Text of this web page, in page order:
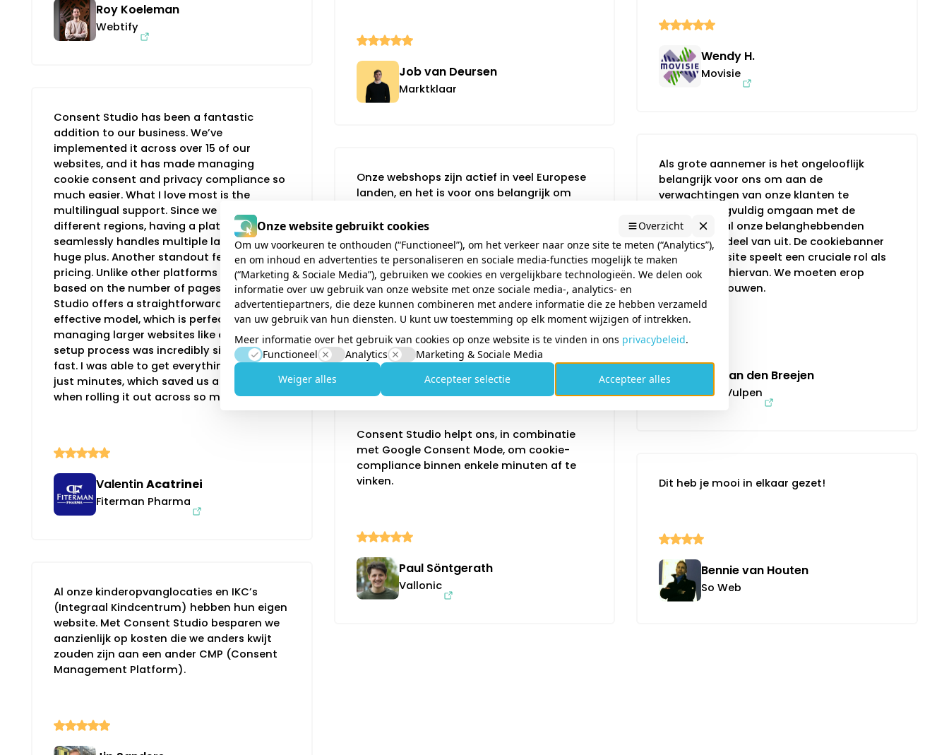
Roy Koeleman
Webtify
Consent Studio has been a fantastic
addition to our business. We’ve
implemented it across over 15 of our
websites, and it has made managing
cookie consent and privacy compliance so
much easier. What I love most is the
multilingual support. Since we operate in
different regions, having a platform that
seamlessly handles multiple languages is a
huge plus. Another standout feature is the
pricing. Unlike other platforms that charge
based on the number of pages, Consent
Studio offers a straightforward and cost-
effective model, which is perfect for
managing larger websites like ours. The
setup process was incredibly simple and
fast. I was able to get everything running in
just minutes, which saved us a lot of time
when rolling it out across so many sites.
ValentinAcatrinei
Fiterman Pharma
Al onze kinderopvanglocaties en IKC’s
(Integraal Kindcentrum) hebben hun eigen
website. Met Consent Studio besparen we
aanzienlijk op kosten die we anders kwijt
zouden zijn aan een ander CMP (Consent
Management Platform).
Job van Deursen
Marktklaar
Onze webshops zijn actief in veel Europese
landen, en het is voor ons belangrijk om
als om de cookiebanner aan te bieden in
de moedertaal van iedere bezoeker.
Sander Berendsen
SB Supply
Consent Studio helpt ons, in combinatie
met Google Consent Mode, om cookie-
compliance binnen enkele minuten af te
vinken.
Paul Söntgerath
Vallonic
Wendy H.
Movisie
Als grote aannemer is het ongelooflijk
belangrijk voor ons om aan de
verwachtingen van onze klanten te
voldoen. Zorgvuldig omgaan met de
privacy van al onze belanghebbenden
maakt daar deel van uit. De cookiebanner
op onze website speelt een cruciale rol als
eerste teken hiervan. We moeten erop
kunnen vertrouwen.
Nathan den Breejen
Van Vulpen
Dit heb je mooi in elkaar gezet!
Bennie van Houten
So Web
Onze website gebruikt cookies
Overzicht
Om uw voorkeuren te onthouden (“Functioneel”), om het verkeer naar onze site te meten (“Analytics”),
en om inhoud en advertenties te personaliseren en sociale media-functies mogelijk te maken
(“Marketing & Sociale Media”), gebruiken we cookies en vergelijkbare technologieën. We delen ook
informatie over uw gebruik van onze website met onze sociale media-, analytics- en
advertentiepartners, die deze kunnen combineren met andere informatie die ze hebben verzameld
van uw gebruik van hun diensten. U kunt uw toestemming op elk moment wijzigen of intrekken.
Meer informatie over het gebruik van cookies op onze website is te vinden in ons privacybeleid.
Functioneel
Analytics
Marketing & Sociale Media
Weiger alles
Accepteer selectie Accepteer alles